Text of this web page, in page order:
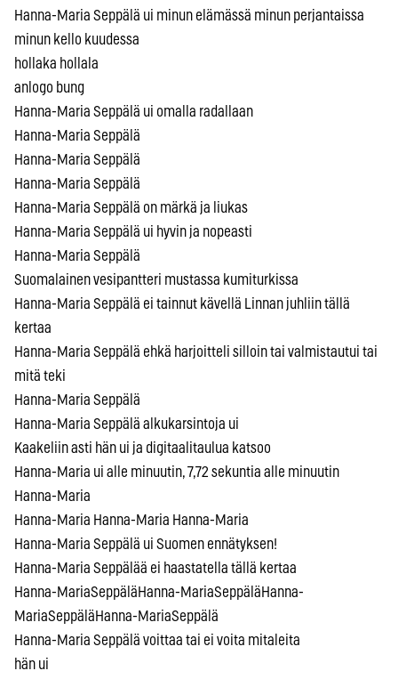
Hanna-Maria Seppälä ui minun elämässä minun perjantaissa
minun kello kuudessa
hollaka hollala
anlogo bung
Hanna-Maria Seppälä ui omalla radallaan
Hanna-Maria Seppälä
Hanna-Maria Seppälä
Hanna-Maria Seppälä
Hanna-Maria Seppälä on märkä ja liukas
Hanna-Maria Seppälä ui hyvin ja nopeasti
Hanna-Maria Seppälä
Suomalainen vesipantteri mustassa kumiturkissa
Hanna-Maria Seppälä ei tainnut kävellä Linnan juhliin tällä
kertaa
Hanna-Maria Seppälä ehkä harjoitteli silloin tai valmistautui tai
mitä teki
Hanna-Maria Seppälä
Hanna-Maria Seppälä alkukarsintoja ui
Kaakeliin asti hän ui ja digitaalitaulua katsoo
Hanna-Maria ui alle minuutin, 7,72 sekuntia alle minuutin
Hanna-Maria
Hanna-Maria Hanna-Maria Hanna-Maria
Hanna-Maria Seppälä ui Suomen ennätyksen!
Hanna-Maria Seppälää ei haastatella tällä kertaa
Hanna-MariaSeppäläHanna-MariaSeppäläHanna-
MariaSeppäläHanna-MariaSeppälä
Hanna-Maria Seppälä voittaa tai ei voita mitaleita
hän ui